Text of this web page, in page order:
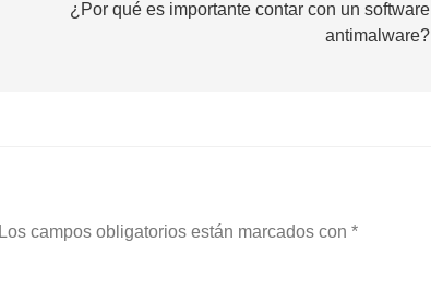
¿Por qué es importante contar con un software
antimalware?
Los campos obligatorios están marcados con *